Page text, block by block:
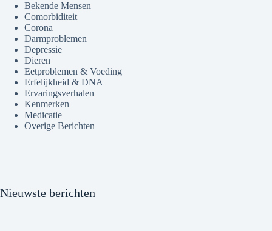
Bekende Mensen
Comorbiditeit
Corona
Darmproblemen
Depressie
Dieren
Eetproblemen & Voeding
Erfelijkheid & DNA
Ervaringsverhalen
Kenmerken
Medicatie
Overige Berichten
Nieuwste berichten